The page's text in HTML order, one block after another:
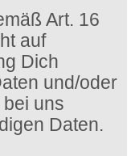
Art. 16
auf
Dich
und/oder
uns
Daten.